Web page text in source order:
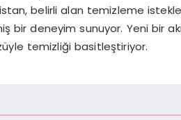
belirli alan temizleme
bir deneyim sunuyor. Yeni bir
temizliği basitleştiriyor.